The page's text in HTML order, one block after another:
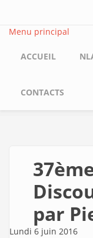
Menu principal
ACCUEIL
CONTACTS
par
Lundi 6 juin 2016